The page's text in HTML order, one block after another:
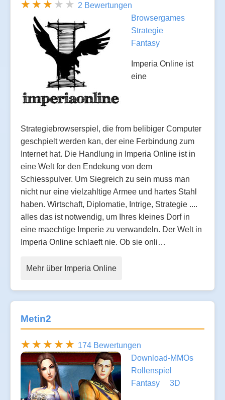
2 Bewertungen
Browsergames
Strategie
Fantasy
Imperia Online ist
eine
Strategiebrowserspiel, die from belibiger Computer
geschpielt werden kan, der eine Ferbindung zum
Internet hat. Die Handlung in Imperia Online ist in
eine Welt for den Endekung von dem
Schiesspulver. Um Siegreich zu sein muss man
nicht nur eine vielzahltige Armee und hartes Stahl
haben. Wirtschaft, Diplomatie, Intrige, Strategie ....
alles das ist notwendig, um Ihres kleines Dorf in
eine maechtige Imperie zu verwandeln. Der Welt in
Imperia Online schlaeft nie. Ob sie onli…
Mehr über Imperia Online
Metin2
174 Bewertungen
Download-MMOs
Rollenspiel
Fantasy
3D